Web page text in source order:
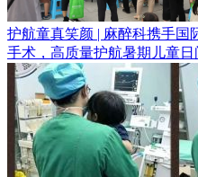
护航童真笑颜 | 麻醉科携手国
手术，高质量护航暑期儿童日